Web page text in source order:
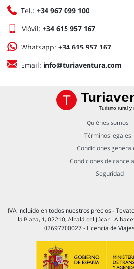
Tel.: +34 967 099 100
Móvil: +34 615 957 167
Whatsapp: +34 615 957 167
Email: info@turiaventura.com
Turismo rural y
Quiénes somos
Términos legales
Condiciones
Condiciones de
Seguridad
IVA incluido en todos nuestros precios -
la Plaza, 1, 02210, Alcalá del Júcar -
02697700027 - Licencia de